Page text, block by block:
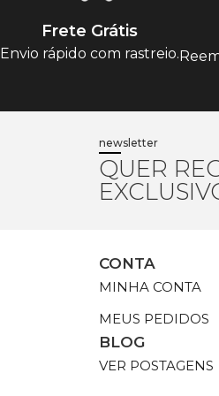
Frete Grátis
Envio rápido com rastreio.
newsletter
QUER
CONTA
MINHA CONTA
MEUS PEDIDOS
BLOG
VER POSTAGENS